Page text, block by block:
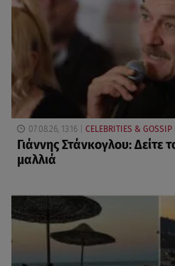
07.08.26, 13:16 CELEBRITIES &
Γιάννης Στάνκογλου: Δείτε
μαλλιά